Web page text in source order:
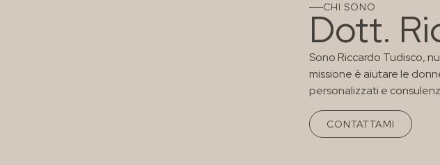
CHI SONO
Dott.
Sono Riccardo Tudisco,
missione è aiutare le
personalizzati e
CONTATTAMI